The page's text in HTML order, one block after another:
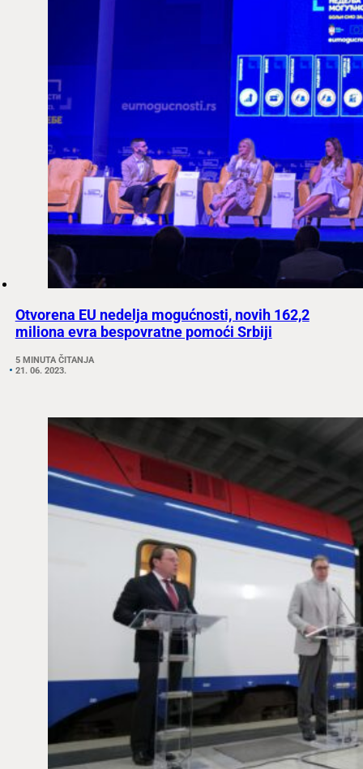
Otvorena EU nedelja mogućnosti, novih 162,2
miliona evra bespovratne pomoći Srbiji
5 MINUTA ČITANJA
21. 06. 2023.